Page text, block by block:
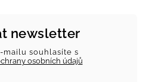
newsletter
mailu souhlasíte s
osobních údajů